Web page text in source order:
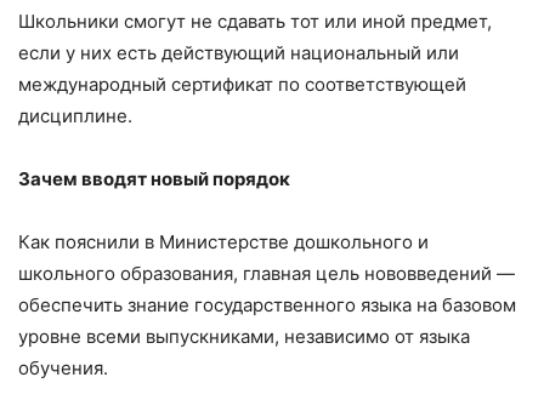
Школьники смогут не сдавать тот или иной предмет,
если у них есть действующий национальный или
международный сертификат по соответствующей
дисциплине.
Зачем вводят новый порядок
Как пояснили в Министерстве дошкольного и
школьного образования, главная цель нововведений —
обеспечить знание государственного языка на базовом
уровне всеми выпускниками, независимо от языка
обучения.